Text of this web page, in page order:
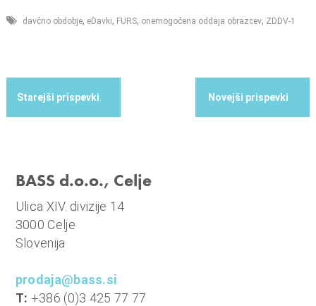
davčno obdobje, eDavki, FURS, onemogočena oddaja obrazcev, ZDDV-1
BASS d.o.o., Celje
Ulica XIV. divizije 14
3000 Celje
Slovenija
prodaja@bass.si
T: +386 (0)3 425 77 77